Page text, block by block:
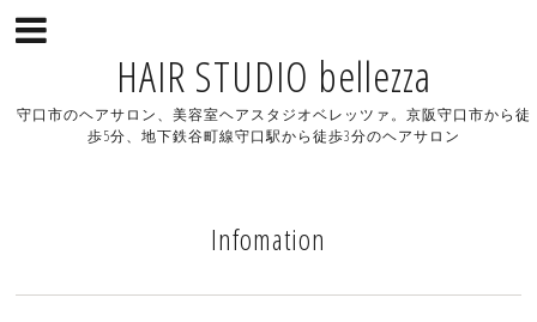
HAIR STUDIO bellezza
守口市のヘアサロン、美容室ヘアスタジオベレッツァ。京阪守口市から徒
歩5分、地下鉄谷町線守口駅から徒歩3分のヘアサロン
Infomation